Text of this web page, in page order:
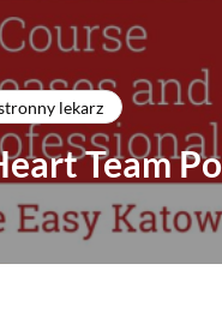
lekarz
Team